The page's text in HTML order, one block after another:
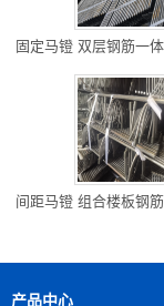
产品中心